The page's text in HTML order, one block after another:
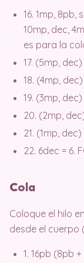
16. 1mp, 8pb,
10mp, dec,
es para la
17. (5mp, dec)
18. (4mp,
19. (3mp,
20. (2mp,
21. (1mp, dec)
22. 6dec = 6.
Cola
Coloque el hilo
desde el cuerpo
1. 16pb (8pb